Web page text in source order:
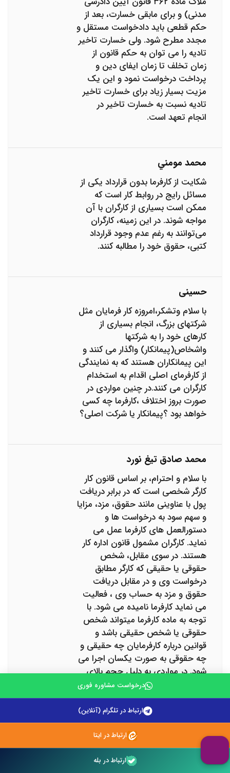
مدنی) و برای مابقی خسارت، بعد از
حکم قطعی باید دادخواست مستقل و
مجدد مطرح شود. ولی خسارت تاخیر
تادیه را می توان به حکم قانون از
زمان تخلف تا زمان ایفای دین و
پرداخت درخواست نمود و این یک
مزیت بسیار زیاد برای خسارت تاخیر
تادیه نسبت به خسارت تاخیر در
انجام تعهد است.
محمد مومني
شکایت از کارفرما بدون قرارداد یکی از
مسائل رایج در روابط کار است که
ممکن است بسیاری از کارگران با آن
مواجه شوند. در این زمینه، کارگران
می‌توانند به رغم عدم وجود قرارداد
کتبی، حقوق خود را مطالبه کنند.
حسینی
با سلام وتشکر،امروزه کار فرمایان مثل
شرکتهای بزرگ، انجام بسیاری از
کارهای خود را به شرکتها
واشخاص(پیمانکار) واگذار می کنند و
این پیمانکاران هستند که به نمایندگی
از کارفرمای اصلی اقدام به استخدام
کارگران می کنند.در چنین مواردی در
صورت بروز اختلاف ،کارفرما چه کسی
خواهد بود ؟پیمانکار یا شرکت اصلی؟
محمد صادق تیغ نورد
با سلام و احترام، بر اساس قانون کار
کارگر شخصی است که در برابر دریافت
پول با عناوینی مانند حقوق، مزد، مزایا
و سهم سود به درخواست ها و
دستورالعمل های کارفرما عمل می
نماید. کارگران مشمول قانون اداره کار
هستند. در سوی مقابل، شخص
حقوقی یا حقیقی که کارگر مطابق
درخواست وی و در مقابل دریافت
حقوق و مزد به حساب وی ، فعالیت
می نماید کارفرما نامیده می شود. با
توجه به ماده کارفرما میتواند شخص
حقوقی یا شخص حقیقی باشد و
قوانین درباره کارفرمایان چه حقیقی و
چه حقوقی به صورت یکسان اجرا می
شود. در مواردی به دلیل حجم بالای
مشغله و فعالیت های زیاد در رابطه با
کارگاه و امور کارگران، کارفرما تصمیم
می گیرد قسمتی از مسئولیت ها را بر
عهده دیگران بگذارد. کلیه کسانی که در
کارگاه مسئول هستند مانند مدیران و
مسئولان به نوعی نمایندگان کارفرما به
حساب می آیند. تمامی تعهداتی که
درخواست مشاوره فوری
ارتباط در تلگرام (آنلاین)
ارتباط در ایتا
ارتباط در بله